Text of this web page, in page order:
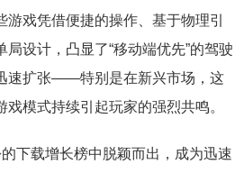
戏凭借便捷的操作、基于物理引
设计，凸显了“移动端优先”的驾驶
速扩张——特别是在新兴市场，这
模式持续引起玩家的强烈共鸣。
的下载增长榜中脱颖而出，成为迅速